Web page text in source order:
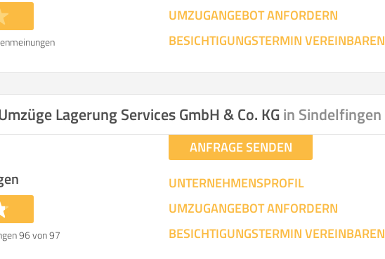
UMZUGANGEBOT ANFORDERN
BESICHTIGUNGSTERMIN VEREINBAREN
Lagerung Services GmbH & Co. KGin Sindelfingen
ANFRAGE SENDEN
UNTERNEHMENSPROFIL
UMZUGANGEBOT ANFORDERN
BESICHTIGUNGSTERMIN VEREINBAREN
96 von 97